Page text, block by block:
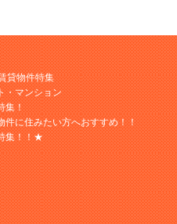
貸物件特集
・マンション
集！
件に住みたい方へおすすめ！！
集！！★